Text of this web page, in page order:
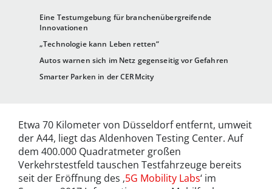
Eine Testumgebung für branchenübergreifende
Innovationen
„Technologie kann Leben retten“
Autos warnen sich im Netz gegenseitig vor Gefahren
Smarter Parken in der CERMcity
Etwa 70 Kilometer von Düsseldorf entfernt, umweit
der A44, liegt das Aldenhoven Testing Center. Auf
dem 400.000 Quadratmeter großen
Verkehrstestfeld tauschen Testfahrzeuge bereits
seit der Eröffnung des ‚5G Mobility Labs‘ im